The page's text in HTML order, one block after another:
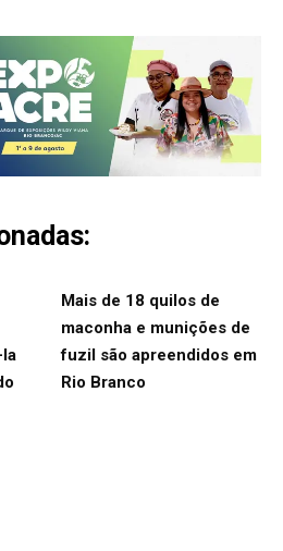
Mais de 18 quilos de
maconha e munições de
fuzil são apreendidos em
Rio Branco